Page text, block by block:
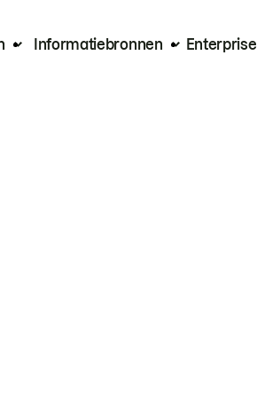
Informatiebronnen Enterprise